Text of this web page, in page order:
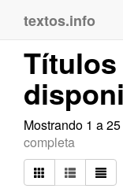
textos.info
Mostrando 1 a
completa